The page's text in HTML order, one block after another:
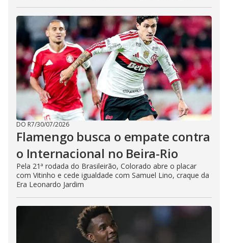
DO R7/30/07/2026
Flamengo busca o empate contra
o Internacional no Beira-Rio
Pela 21ª rodada do Brasileirão, Colorado abre o placar
com Vitinho e cede igualdade com Samuel Lino, craque da
Era Leonardo Jardim